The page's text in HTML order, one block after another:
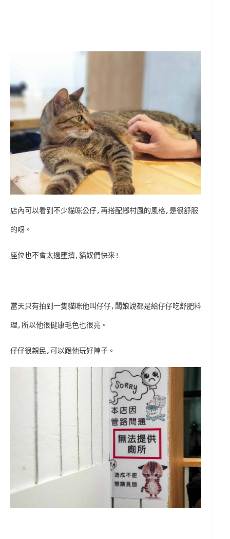
店內可以看到不少貓咪公仔,再搭配鄉村風的風格,是很舒服
的呀。
座位也不會太過壅擠,貓奴們快來!
當天只有拍到一隻貓咪他叫仔仔,闆娘說都是給仔仔吃舒肥料
理,所以他很健康毛色也很亮。
仔仔很親民,可以跟他玩好陣子。